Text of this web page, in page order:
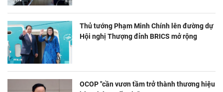
Thủ tướng Phạm Minh Chính lên đường dự
Hội nghị Thượng đỉnh BRICS mở rộng
OCOP "cần vươn tầm trở thành thương hiệu